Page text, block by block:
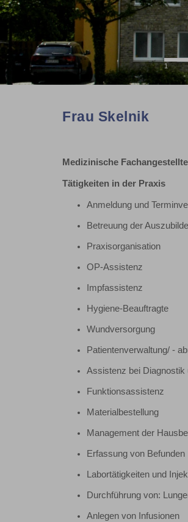
1
Frau Skelnik
Medizinische
Tätigkeiten in der Praxis
Anmeldung und
Betreuung der
Praxisorganisation
OP-Assistenz
Impfassistenz
Hygiene-Beauftragte
Wundversorgung
Patientenverwaltung/ -
Assistenz bei Diagnostik
Funktionsassistenz
Materialbestellung
Management der
Erfassung von Befunden
Labortätigkeiten und
Durchführung von:
Anlegen von Infusionen